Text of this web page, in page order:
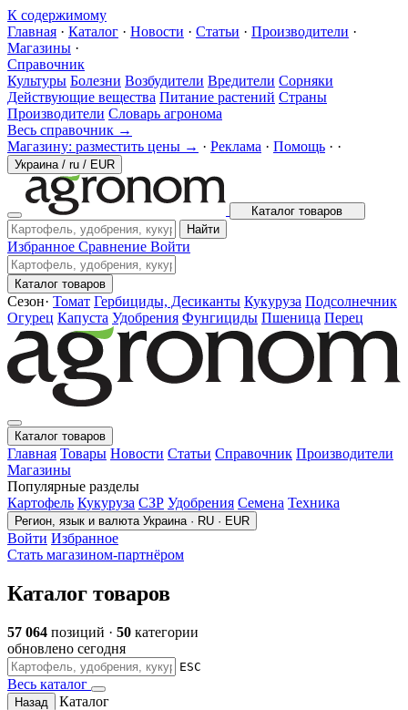
К содержимому
Главная · Каталог · Новости · Статьи · Производители ·
Магазины ·
Справочник
Культуры Болезни Возбудители Вредители Сорняки
Действующие вещества Питание растений Страны
Производители Словарь агронома
Весь справочник →
Магазину: разместить цены → · Реклама · Помощь · ·
Украина / ru / EUR
Каталог товаров
Найти
Избранное Сравнение Войти
Каталог товаров
Сезон· Томат Гербициды, Десиканты Кукуруза Подсолнечник
Огурец Капуста Удобрения Фунгициды Пшеница Перец
Каталог товаров
Главная Товары Новости Статьи Справочник Производители
Магазины
Популярные разделы
Картофель Кукуруза СЗР Удобрения Семена Техника
Регион, язык и валюта Украина · RU · EUR
Войти Избранное
Стать магазином-партнёром
Каталог товаров
57 064 позиций · 50 категории
обновлено сегодня
ESC
Весь каталог
Назад
Каталог